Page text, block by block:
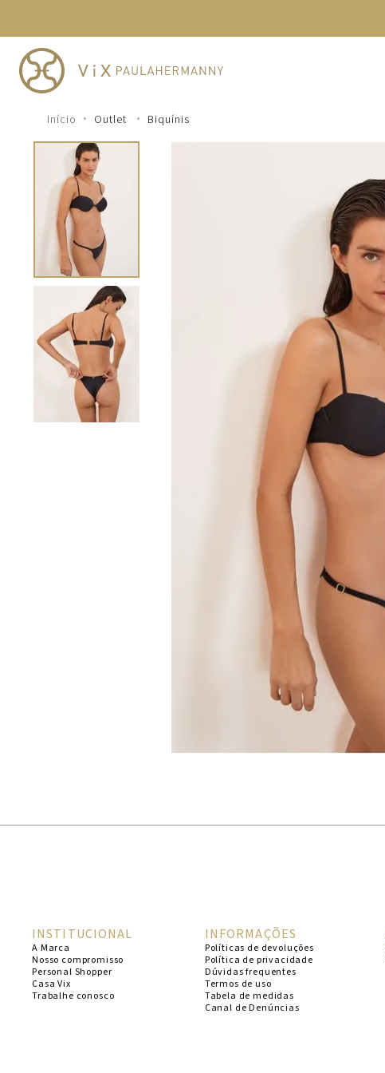
Outlet Biquínis
INSTITUCIONAL
A Marca
Nosso compromisso
Personal Shopper
Casa Vix
Trabalhe conosco
INFORMAÇÕES
Políticas de devoluções
Política de privacidade
Dúvidas frequentes
Termos de uso
Tabela de medidas
Canal de Denúncias
cheeky
2º
vestido
vestido curto
calcinha
vestidos
saida